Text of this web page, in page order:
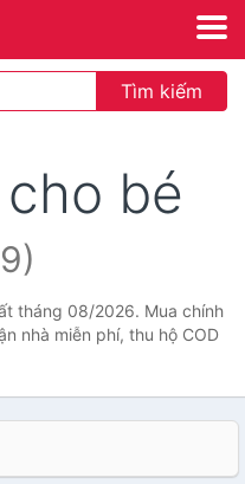
Tìm kiếm
bé
tháng 08/2026. Mua chính
nhà miễn phí, thu hộ COD